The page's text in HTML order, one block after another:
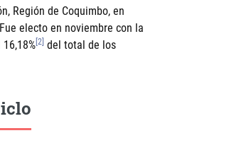
Región de Coquimbo, en
electo en noviembre con la
[2] del total de los